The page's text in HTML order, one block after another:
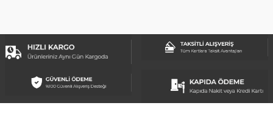
Görüş ve önerileriniz için teşekkür ederiz.
Ürün açıklamasında eksik bilgiler bulunuyor.
Ürün bilgilerinde hatalar bulunuyor.